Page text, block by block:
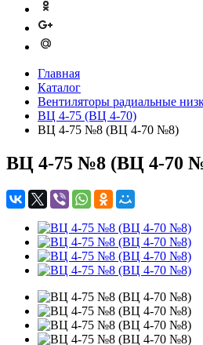
Главная
Каталог
Вентиляторы радиальные
ВЦ 4-75 (ВЦ 4-70)
ВЦ 4-75 №8 (ВЦ 4-70 №8)
ВЦ 4-75 №8 (ВЦ 4-70